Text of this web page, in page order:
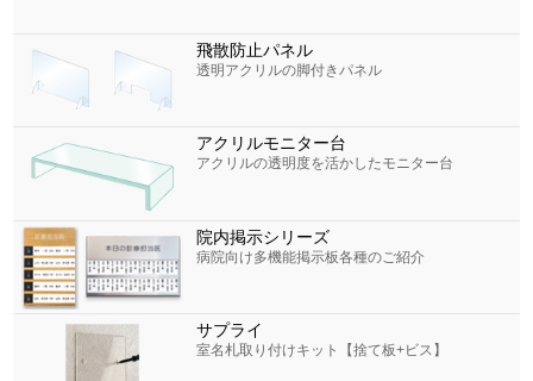
飛散防止パネル
透明アクリルの脚付きパネル
アクリルモニター台
アクリルの透明度を活かしたモニター台
院内掲示シリーズ
病院向け多機能掲示板各種のご紹介
サプライ
室名札取り付けキット【捨て板+ビス】